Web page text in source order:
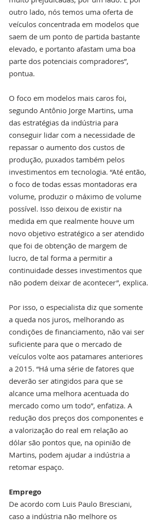
outro lado, nós temos uma oferta de
veículos concentrada em modelos que
saem de um ponto de partida bastante
elevado, e portanto afastam uma boa
parte dos potenciais compradores”,
pontua.
O foco em modelos mais caros foi,
segundo Antônio Jorge Martins, uma
das estratégias da indústria para
conseguir lidar com a necessidade de
repassar o aumento dos custos de
produção, puxados também pelos
investimentos em tecnologia. “Até então,
o foco de todas essas montadoras era
volume, produzir o máximo de volume
possível. Isso deixou de existir na
medida em que realmente houve um
novo objetivo estratégico a ser atendido
que foi de obtenção de margem de
lucro, de tal forma a permitir a
continuidade desses investimentos que
não podem deixar de acontecer”, explica.
Por isso, o especialista diz que somente
a queda nos juros, melhorando as
condições de financiamento, não vai ser
suficiente para que o mercado de
veículos volte aos patamares anteriores
a 2015. “Há uma série de fatores que
deverão ser atingidos para que se
alcance uma melhora acentuada do
mercado como um todo”, enfatiza. A
redução dos preços dos componentes e
a valorização do real em relação ao
dólar são pontos que, na opinião de
Martins, podem ajudar a indústria a
retomar espaço.
Emprego
De acordo com Luis Paulo Bresciani,
caso a indústria não melhore os